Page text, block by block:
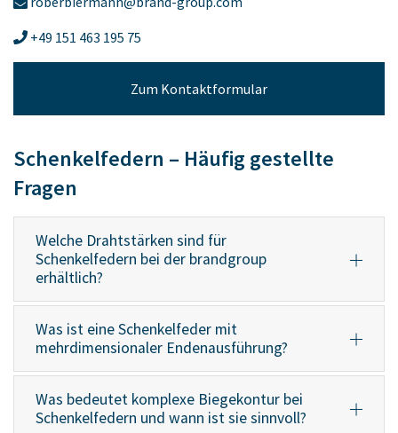
+49 151 463 195 75
Zum Kontaktformular
Schenkelfedern – Häufig gestellte
Fragen
Welche Drahtstärken sind für
Schenkelfedern bei der brandgroup
erhältlich?
Was ist eine Schenkelfeder mit
mehrdimensionaler Endenausführung?
Was bedeutet komplexe Biegekontur bei
Schenkelfedern und wann ist sie sinnvoll?